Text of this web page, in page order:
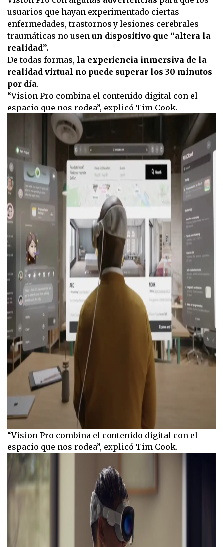
usuarios que hayan experimentado ciertas
enfermedades, trastornos y lesiones cerebrales
traumáticas no usen un dispositivo que “altera la
realidad”.
De todas formas, la experiencia inmersiva de la
realidad virtual no puede superar los 30 minutos
por día.
“Vision Pro combina el contenido digital con el
espacio que nos rodea”, explicó Tim Cook.
“Vision Pro combina el contenido digital con el
espacio que nos rodea”, explicó Tim Cook.